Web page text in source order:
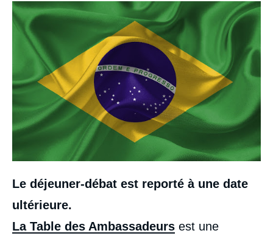
Image
Le déjeuner-débat est reporté à une date
ultérieure.
La Table des Ambassadeurs est une